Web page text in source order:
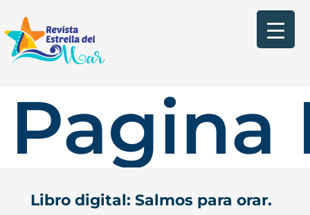
Pagina
Libro digital: Salmos para orar.